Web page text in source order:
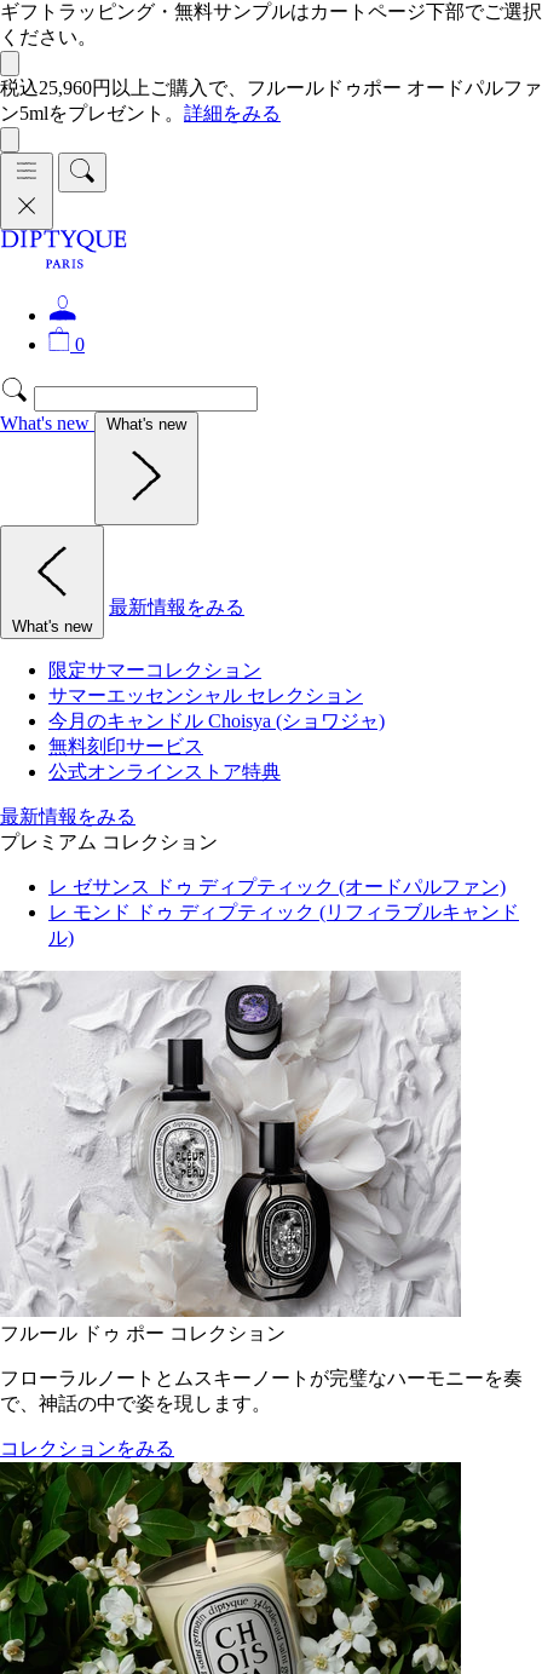
ギフトラッピング・無料サンプルはカートページ下部でご選択
ください。
税込25,960円以上ご購入で、フルールドゥポー オードパルファ
ン5mlをプレゼント。 詳細をみる
0
What's new What's new
What's new
最新情報をみる
限定サマーコレクション
サマーエッセンシャル セレクション
今月のキャンドル Choisya (ショワジャ)
無料刻印サービス
公式オンラインストア特典
最新情報をみる
プレミアム コレクション
レ ゼサンス ドゥ ディプティック (オードパルファン)
レ モンド ドゥ ディプティック (リフィラブルキャンド
ル)
フルール ドゥ ポー コレクション
フローラルノートとムスキーノートが完璧なハーモニーを奏
で、神話の中で姿を現します。
コレクションをみる